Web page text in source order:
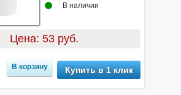
В наличии
Цена: 53 руб.
Купить в 1 клик